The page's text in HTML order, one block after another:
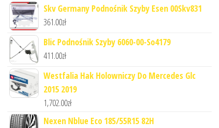
Skv Germany Podnośnik Szyby Esen 00Skv831
361.00zł
Blic Podnośnik Szyby 6060-00-So4179
411.00zł
Westfalia Hak Holowniczy Do Mercedes Glc
2015 2019
1,702.00zł
Nexen Nblue Eco 185/55R15 82H